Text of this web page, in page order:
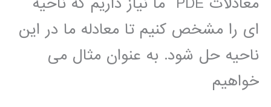
ای را مشخص کنیم تا معادله ما در این
ناحیه حل شود. به عنوان مثال می
خواهیم